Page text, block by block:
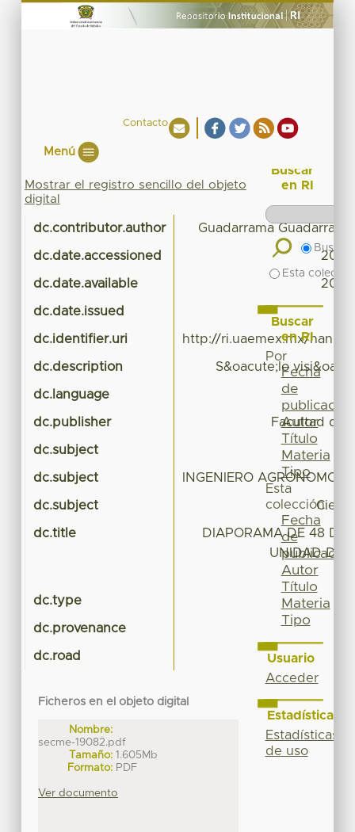
Contacto
Menú
Mostrar el registro sencillo del objeto
digital
dc.contributor.author Guadarrama
dc.date.accessioned
dc.date.available
dc.date.issued
dc.identifier.uri http://ri.uaemex.mx/handle/
dc.description S&oacute;lo
dc.language
dc.publisher Facultad de
dc.subject
dc.subject INGENIERO AGRÓNOMO
dc.subject
dc.title
DIAPORAMA DE 48
UNIDAD DE
dc.type
dc.provenance
dc.road
Ficheros en el objeto digital
Nombre:
secme-19082.pdf
Tamaño: 1.605Mb
Formato: PDF
Ver documento
Buscar
en RI
Buscar
Esta
Buscar
en RI
Por
Fecha
de
publicación
Autor
Título
Materia
Tipo
Esta
colección
Fecha
de
publicación
Autor
Título
Materia
Tipo
Usuario
Acceder
Estadísticas
Estadísticas
de uso